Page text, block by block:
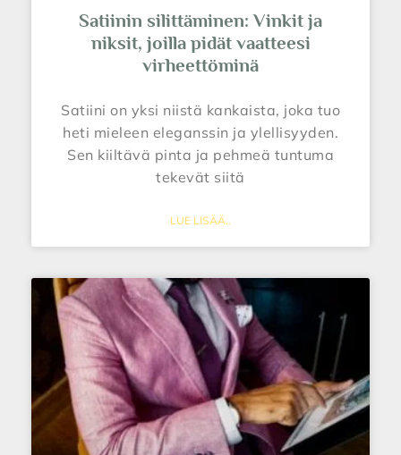
Satiinin silittäminen: Vinkit ja
niksit, joilla pidät vaatteesi
virheettöminä
Satiini on yksi niistä kankaista, joka tuo
heti mieleen eleganssin ja ylellisyyden.
Sen kiiltävä pinta ja pehmeä tuntuma
tekevät siitä
LUE LISÄÄ..